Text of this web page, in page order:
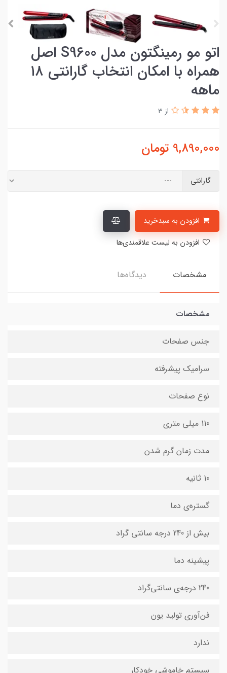
اتو مو رمینگتون مدل S9600 اصل
همراه با امکان انتخاب گارانتی ۱۸
ماهه
از 3
9,890,000 تومان
گارانتی
مشخصات دیدگاه‌ها
مشخصات
جنس صفحات
سرامیک پیشرفته
نوع صفحات
110 میلی متری
مدت زمان گرم شدن
10 ثانیه
گستره‌ی دما
بیش از 240 درجه سانتی گراد
پیشینه دما
240 درجه‌ی سانتی‌گراد
فن‌آوری تولید یون
ندارد
سیستم خاموشی خودکار